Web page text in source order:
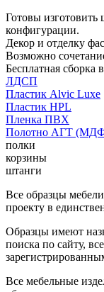
Готовы
конфигурации.
Декор и отделку
Возможно
Бесплатная сборка
ЛДСП
Пластик Alvic Luxe
Пластик HPL
Пленка ПВХ
Полотно АГТ
полки
корзины
штанги
Все образцы
проекту в
Образцы имеют
поиска по сайту,
Все мебельные